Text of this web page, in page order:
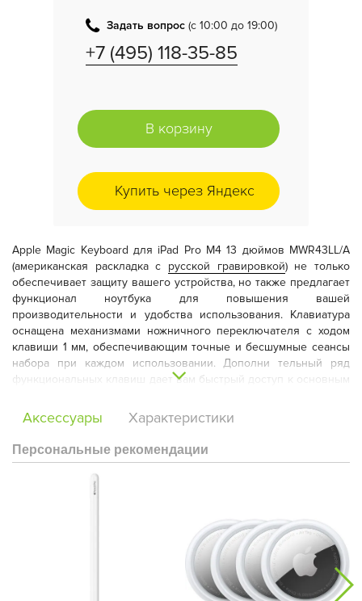
Задать вопрос (с 10:00 до 19:00)
+7 (495) 118-35-85
В корзину
Купить через Яндекс
Apple Magic Keyboard для iPad Pro M4 13 дюймов MWR43LL/A
(американская раскладка с русской гравировкой) не только
обеспечивает защиту вашего устройства, но также предлагает
функционал ноутбука для повышения вашей
производительности и удобства использования. Клавиатура
оснащена механизмами ножничного переключателя с ходом
клавиши 1 мм, обеспечивающим точные и бесшумные сеансы
набора при каждом использовании. Дополни тельный ряд
функциональных клавиш дает вам быстрый доступ к основным
яркости, оптимизируя ваш рабочий процесс.
сенсорная панель на клавиатуре Apple Magic Keyboard
обеспечивает легкую навигацию по вашему iPad с помощью
интуитивно понятных мультисенсорных жестов, улучшая ваш
взаимодействие с устройством. Интегрированная тактильная
обратная связь добавляет комфорта и делает общий опыт
Аксессуары Характеристики
Персональные рекомендации